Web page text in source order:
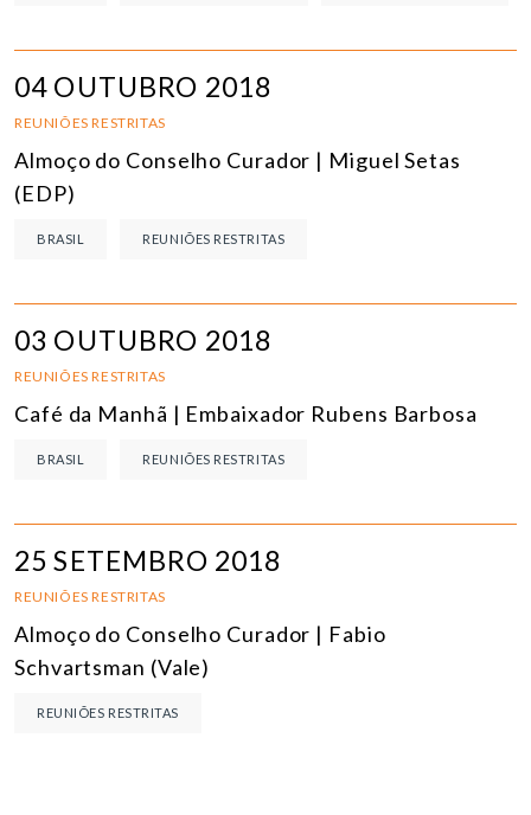
04 OUTUBRO 2018
REUNIÕES RESTRITAS
Almoço do Conselho Curador | Miguel Setas
(EDP)
BRASIL REUNIÕES RESTRITAS
03 OUTUBRO 2018
REUNIÕES RESTRITAS
Café da Manhã | Embaixador Rubens Barbosa
BRASIL REUNIÕES RESTRITAS
25 SETEMBRO 2018
REUNIÕES RESTRITAS
Almoço do Conselho Curador | Fabio
Schvartsman (Vale)
REUNIÕES RESTRITAS